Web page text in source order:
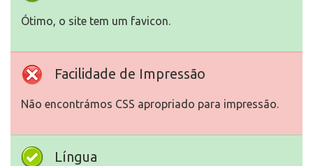
Ótimo, o site tem um favicon.
Facilidade de Impressão
Não encontrámos CSS apropriado para impressão.
Língua